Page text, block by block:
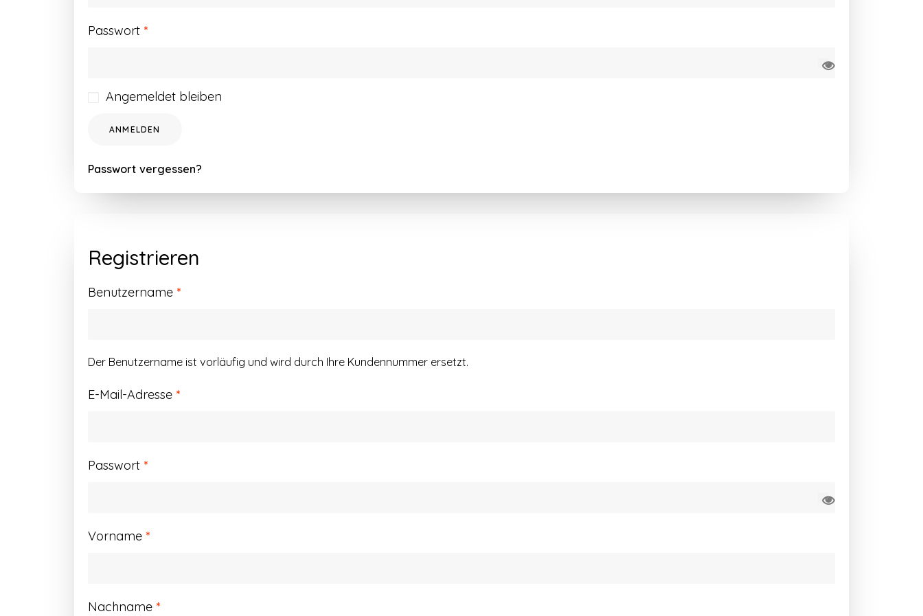
Passwort *Erforderlich
Angemeldet bleiben
ANMELDEN
Passwort vergessen?
Registrieren
Benutzername *Erforderlich
Der Benutzername ist vorläufig und wird durch Ihre Kundennummer ersetzt.
E-Mail-Adresse *Erforderlich
Passwort *Erforderlich
Vorname *
Nachname *